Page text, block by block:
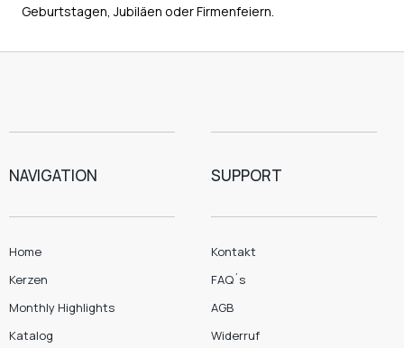
Geburtstagen, Jubiläen oder Firmenfeiern.
NAVIGATION
Home
Kerzen
Monthly Highlights
Katalog
SUPPORT
Kontakt
FAQ´s
AGB
Widerruf